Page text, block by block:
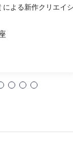
による新作クリエイ